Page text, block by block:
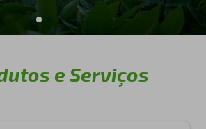
e Serviços